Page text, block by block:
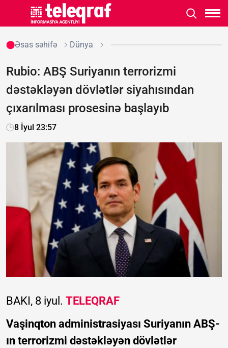
Əsas səhifə Dünya
Rubio: ABŞ Suriyanın terrorizmi
dəstəkləyən dövlətlər siyahısından
çıxarılması prosesinə başlayıb
8 İyul 23:57
BAKI, 8 iyul. TELEQRAF
Vaşinqton administrasiyası Suriyanın ABŞ-
ın terrorizmi dəstəkləyən dövlətlər